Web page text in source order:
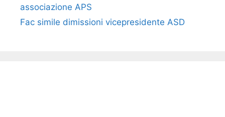
associazione APS​​
Fac simile dimissioni vicepresidente ASD​​